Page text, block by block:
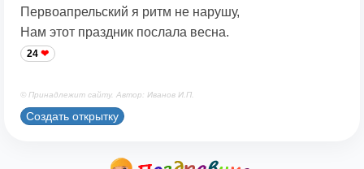
Первоапрельский я ритм не нарушу,
Нам этот праздник послала весна.
24
© Принадлежит сайту. Автор: Иванов И.П.
Создать открытку